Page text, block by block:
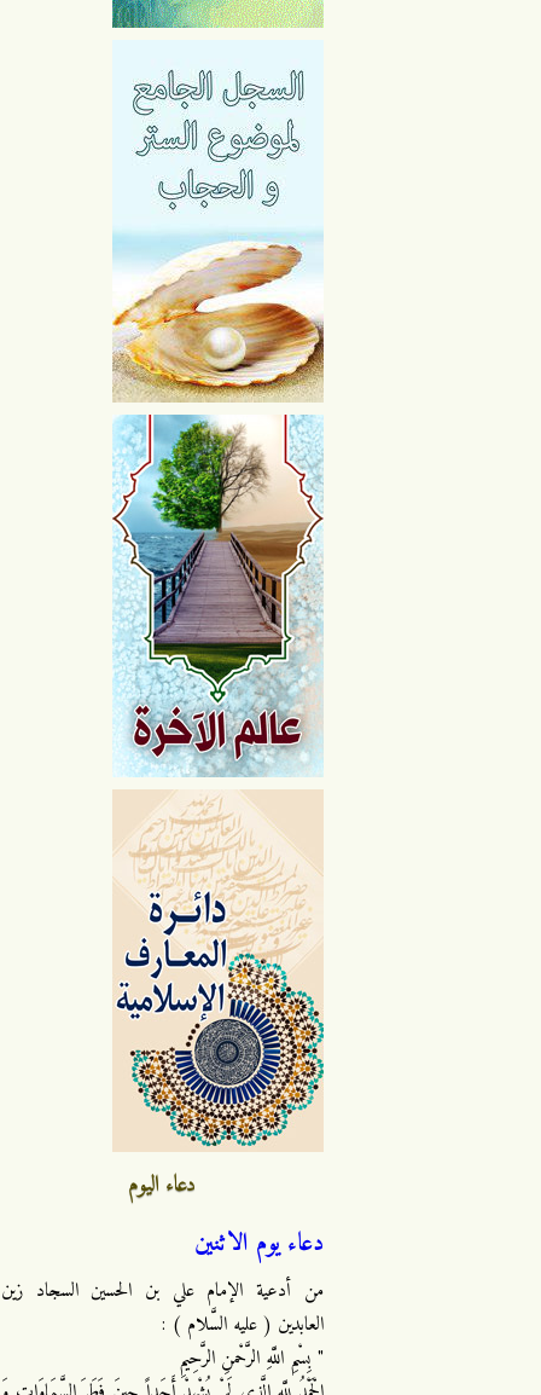
دعاء اليوم
دعاء يوم الاثنين
من أدعية الإمام علي بن الحسين السجاد زين
العابدين ( عليه السَّلام ) :
" بِسْمِ اللَّهِ الرَّحْمنِ الرَّحِيمِ